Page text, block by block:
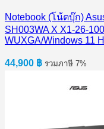
Notebook (โน้ตบุ๊ก)
SH003WA X X1-26-
WUXGA/Windows 11
44,900 ฿ รวมภาษี 7%